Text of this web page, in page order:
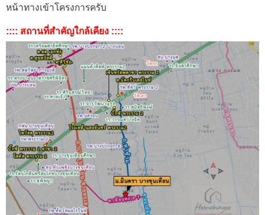
หน้าทางเข้าโครงการครับ
:::: สถานที่สำคัญใกล้เคียง ::::